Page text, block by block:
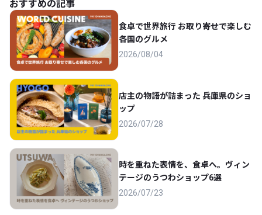
おすすめの記事
食卓で世界旅行 お取り寄せで楽しむ
各国のグルメ
2026/08/04
店主の物語が詰まった 兵庫県のショ
ップ
2026/07/28
時を重ねた表情を、食卓へ。ヴィン
テージのうつわショップ6選
2026/07/23